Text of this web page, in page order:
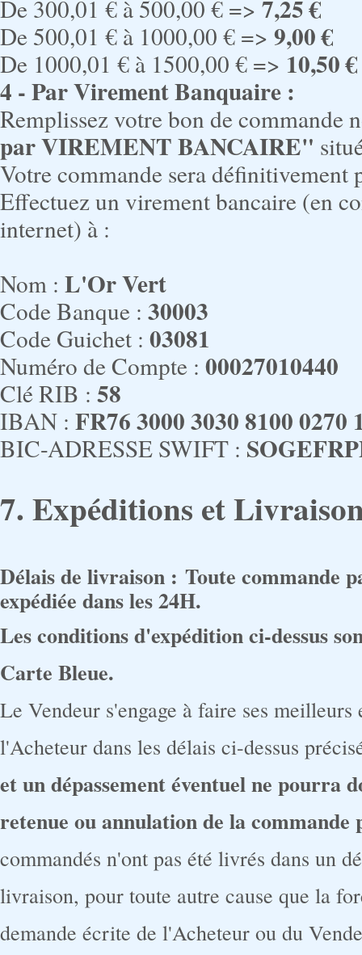
De 300,01 € à 500,00 € => 7,25 €
De 500,01 € à 1000,00 € => 9,00 €
De 1000,01 € à 1500,00 € => 10,50 €
4 - Par Virement Banquaire :
Remplissez votre bon de commande
par VIREMENT BANCAIRE"
Votre commande sera
Effectuez un virement bancaire (en
internet) à :
Nom : L'Or Vert
Code Banque : 30003
Code Guichet : 03081
Numéro de Compte : 00027010440
Clé RIB : 58
IBAN : FR76 3000 3030 8100 0270
BIC-ADRESSE SWIFT :
7. Expéditions et
Délais de livraison : Toute commande
expédiée dans les 24H.
Les conditions d'expédition ci-dessus
Carte Bleue.
Le Vendeur s'engage à faire ses
l'Acheteur dans les délais ci-dessus
et un dépassement éventuel ne pourra
retenue ou annulation de la
commandés n'ont pas été livrés dans un
livraison, pour toute autre cause que la
demande écrite de l'Acheteur ou du